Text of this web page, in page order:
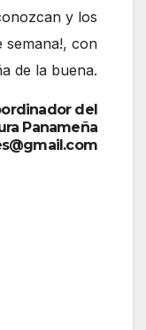
y los
semana!, con
de la buena.
del
Panameña